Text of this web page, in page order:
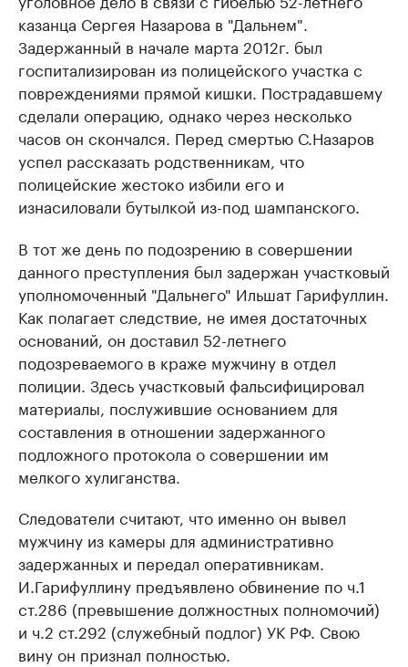
казанца Сергея Назарова в "Дальнем".
Задержанный в начале марта 2012г. был
госпитализирован из полицейского участка с
повреждениями прямой кишки. Пострадавшему
сделали операцию, однако через несколько
часов он скончался. Перед смертью С.Назаров
успел рассказать родственникам, что
полицейские жестоко избили его и
изнасиловали бутылкой из-под шампанского.
В тот же день по подозрению в совершении
данного преступления был задержан участковый
уполномоченный "Дальнего" Ильшат Гарифуллин.
Как полагает следствие, не имея достаточных
оснований, он доставил 52-летнего
подозреваемого в краже мужчину в отдел
полиции. Здесь участковый фальсифицировал
материалы, послужившие основанием для
составления в отношении задержанного
подложного протокола о совершении им
мелкого хулиганства.
Следователи считают, что именно он вывел
мужчину из камеры для административно
задержанных и передал оперативникам.
И.Гарифуллину предъявлено обвинение по ч.1
ст.286 (превышение должностных полномочий)
и ч.2 ст.292 (служебный подлог) УК РФ. Свою
вину он признал полностью.